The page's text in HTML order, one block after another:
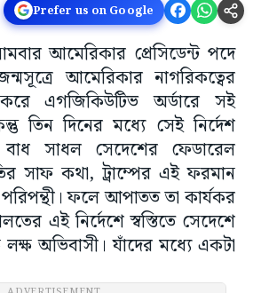
Prefer us on Google
আমেরিকার প্রেসিডেন্ট পদে
আমেরিকার নাগরিকত্বের
এগজিকিউটিভ অর্ডারে সই
তিন দিনের মধ্যে সেই নির্দেশ
বাধ সাধল সেদেশের ফেডারেল
সাফ কথা, ট্রাম্পের এই ফরমান
ফলে আপাতত তা কার্যকর
এই নির্দেশে স্বস্তিতে সেদেশে
অভিবাসী। যাঁদের মধ্যে একটা